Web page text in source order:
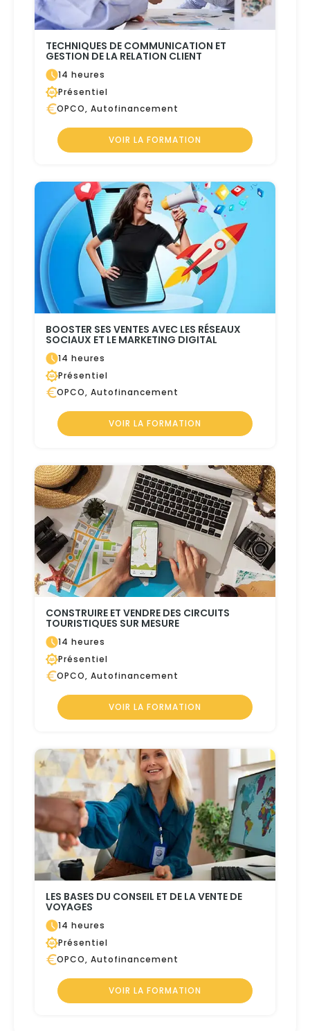
TECHNIQUES DE COMMUNICATION ET
GESTION DE LA RELATION CLIENT
14 heures
Présentiel
OPCO, Autofinancement
VOIR LA FORMATION
BOOSTER SES VENTES AVEC LES RÉSEAUX
SOCIAUX ET LE MARKETING DIGITAL
14 heures
Présentiel
OPCO, Autofinancement
VOIR LA FORMATION
CONSTRUIRE ET VENDRE DES CIRCUITS
TOURISTIQUES SUR MESURE
14 heures
Présentiel
OPCO, Autofinancement
VOIR LA FORMATION
LES BASES DU CONSEIL ET DE LA VENTE DE
VOYAGES
14 heures
Présentiel
OPCO, Autofinancement
VOIR LA FORMATION